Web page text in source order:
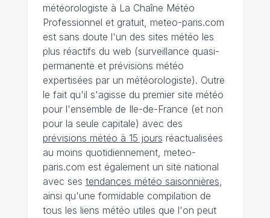
météorologiste à La Chaîne Météo
Professionnel et gratuit, meteo-paris.com
est sans doute l'un des sites météo les
plus réactifs du web (surveillance quasi-
permanente et prévisions météo
expertisées par un météorologiste). Outre
le fait qu'il s'agisse du premier site météo
pour l'ensemble de Ile-de-France (et non
pour la seule capitale) avec des
prévisions météo à 15 jours réactualisées
au moins quotidiennement, meteo-
paris.com est également un site national
avec ses tendances météo saisonnières,
ainsi qu'une formidable compilation de
tous les liens météo utiles que l'on peut